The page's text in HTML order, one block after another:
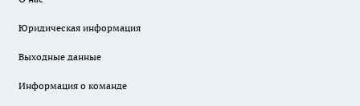
Юридическая информация
Выходные данные
Информация о команде